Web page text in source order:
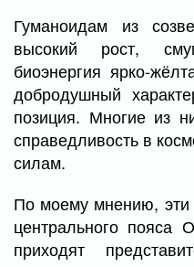
Гуманоидам из
высокий рост,
биоэнергия ярко-
добродушный
позиция. Многие из
справедливость в
силам.
По моему мнению, эти
центрального пояса
приходят